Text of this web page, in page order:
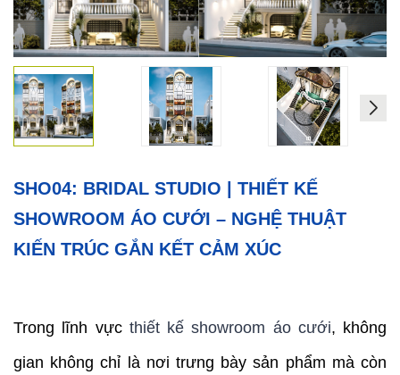
Xây
Dựng
Phần
Thô
Xây
Dựng
Phần
Thiện
HỖ
TRỢ
PHÁP
ÁN
NAM
SHO04: BRIDAL STUDIO | THIẾT KẾ
SHOWROOM ÁO CƯỚI – NGHỆ THUẬT
KIẾN TRÚC GẮN KẾT CẢM XÚC
Trong lĩnh vực thiết kế showroom áo cưới, không
gian không chỉ là nơi trưng bày sản phẩm mà còn